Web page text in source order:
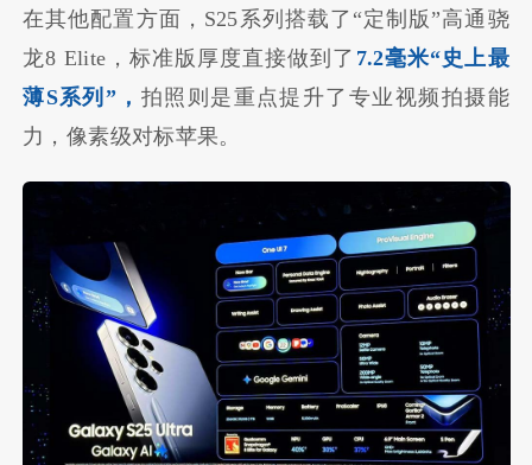
在其他配置方面，S25系列搭载了“定制版”高通骁
龙8 Elite，标准版厚度直接做到了 7.2毫米“史上最
薄S系列”， 拍照则是重点提升了专业视频拍摄能
力，像素级对标苹果。